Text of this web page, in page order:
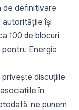
de definitivare
autoritățile își
100 de blocuri,
Energie
discuțiile
în
ne punem